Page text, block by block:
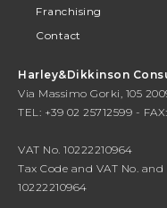
Franchising
Contact
Harley&Dikkinson
Via Massimo Gorki, 105
TEL: +39 02 25712599 -
VAT No. 10222210964
Tax Code and VAT No.
10222210964